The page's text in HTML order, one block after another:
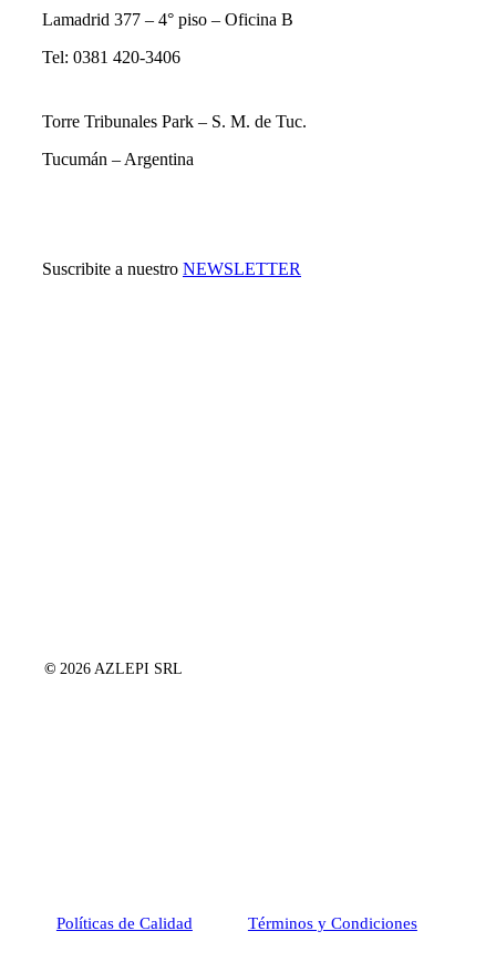
Lamadrid 377 – 4° piso – Oficina B
Tel: 0381 420-3406
Torre Tribunales Park – S. M. de Tuc.
Tucumán – Argentina
Suscribite a nuestro NEWSLETTER
© 2026AZLEPI SRL
Políticas de Calidad Términos y Condiciones